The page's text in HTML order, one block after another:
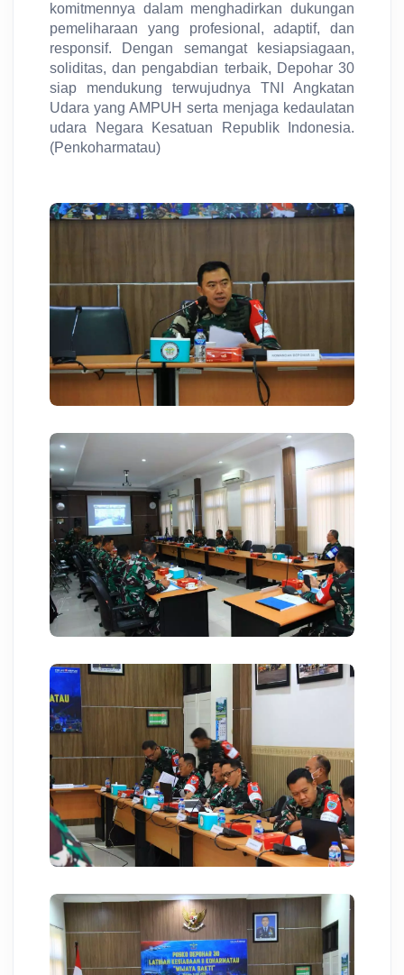
komitmennya dalam menghadirkan dukungan
pemeliharaan yang profesional, adaptif, dan
responsif. Dengan semangat kesiapsiagaan,
soliditas, dan pengabdian terbaik, Depohar 30
siap mendukung terwujudnya TNI Angkatan
Udara yang AMPUH serta menjaga kedaulatan
udara Negara Kesatuan Republik Indonesia.
(Penkoharmatau)